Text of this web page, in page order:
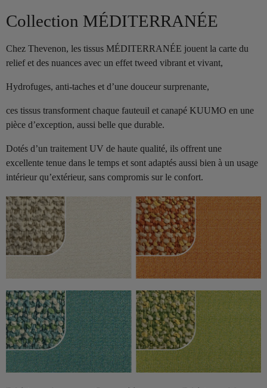
Collection MÉDITERRANÉE
Chez Thevenon, les tissus MÉDITERRANÉE jouent la carte du
relief et des nuances avec un effet tweed vibrant et vivant,
Hydrofuges, anti-taches et d’une douceur surprenante,
ces tissus transforment chaque fauteuil et canapé KUUMO en une
pièce d’exception, aussi belle que durable.
Dotés d’un traitement UV de haute qualité, ils offrent une
excellente tenue dans le temps et sont adaptés aussi bien à un usage
intérieur qu’extérieur, sans compromis sur le confort.